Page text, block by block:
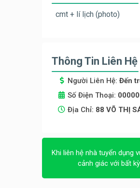
cmt + lí lịch (photo)
Thông Tin Liên Hệ
Người Liên Hệ: Đến
Số Điện Thoại:
Địa Chỉ: 88 VÕ THỊ
Khi liên hệ nhà tuyển dụng
cảnh giác với bất